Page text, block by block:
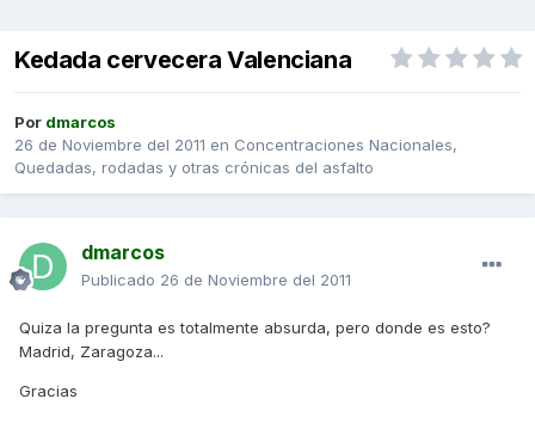
Kedada cervecera Valenciana
Por dmarcos
26 de Noviembre del 2011 en Concentraciones Nacionales,
Quedadas, rodadas y otras crónicas del asfalto
dmarcos
Publicado 26 de Noviembre del 2011
Quiza la pregunta es totalmente absurda, pero donde es esto?
Madrid, Zaragoza...
Gracias